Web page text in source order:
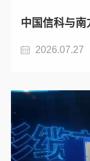
中国信科与
2026.07.27